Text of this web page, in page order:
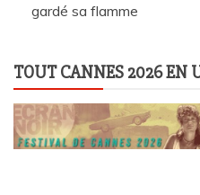
gardé sa flamme
TOUT CANNES 2026 EN